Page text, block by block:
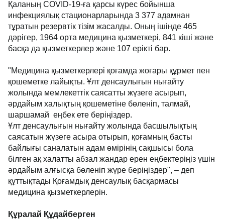
Қаланың COVID-19-ға қарсы күрес бойынша
инфекциялық стационарларында 3 377 адамнан
тұратын резервтік тізім жасалды. Оның ішінде 465
дәрігер, 1964 орта медицина қызметкері, 841 кіші және
басқа да қызметкерлер және 107 ерікті бар.
"Медицина қызметкерлері қоғамда жоғары құрмет пен
қошеметке лайықты. Ұлт денсаулығын нығайту
жолында мемлекеттік саясатты жүзеге асырып,
әрдайым халықтың қошеметіне бөленіп, талмай,
шаршамай еңбек ете беріңіздер.
Ұлт денсаулығын нығайту жолында басшылықтың
саясатын жүзеге асыра отырып, қоғамның басты
байлығы саналатын адам өмірінің сақшысы бола
білген ақ халатты абзал жандар ерен еңбектеріңіз үшін
әрдайым алғысқа бөленіп жүре беріңіздер", – деп
құттықтады Қоғамдық денсаулық басқармасы
медицина қызметкерлерін.
Құралай Құдайберген